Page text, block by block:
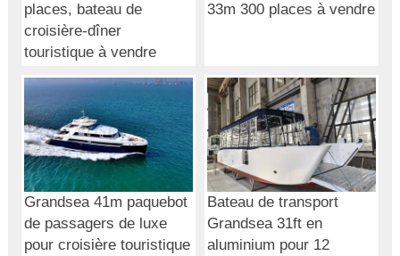
places, bateau de
croisière-dîner
touristique à vendre
33m 300 places à vendre
Grandsea 41m paquebot
de passagers de luxe
pour croisière touristique
Bateau de transport
Grandsea 31ft en
aluminium pour 12